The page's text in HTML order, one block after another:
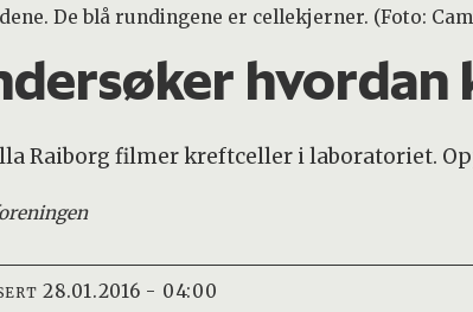
De blå rundingene er cellekjerner. (Foto:
hvordan
Raiborg filmer kreftceller i laboratoriet.
28.01.2016 - 04:00